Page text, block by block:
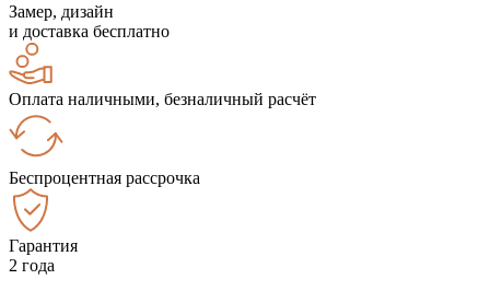
Замер, дизайн
и доставка бесплатно
Оплата наличными, безналичный расчёт
Беспроцентная рассрочка
Гарантия
2 года